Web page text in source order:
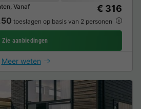
Vanaf
€ 316
toeslagen op basis van 2 personen
Zie aanbiedingen
Meer weten